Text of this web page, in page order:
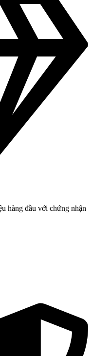
hàng đầu với chứng nhận